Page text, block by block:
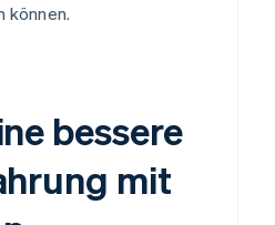
können.
bessere
mit